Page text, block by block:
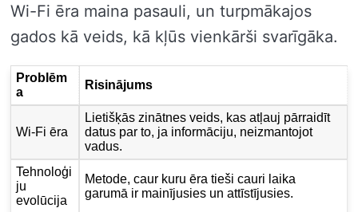
Wi-Fi ēra maina pasauli, un turpmākajos
gados kā veids, kā kļūs vienkārši svarīgāka.
Problēm
a
Risinājums
Wi-Fi ēra
Lietišķās zinātnes veids, kas atļauj pārraidīt
datus par to, ja informāciju, neizmantojot
vadus.
Tehnoloģi
ju
evolūcija
Metode, caur kuru ēra tieši cauri laika
garumā ir mainījusies un attīstījusies.